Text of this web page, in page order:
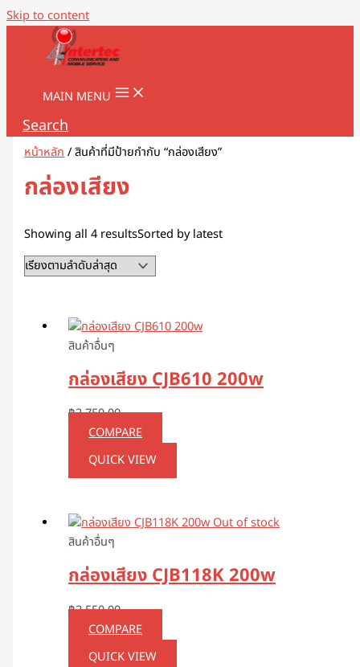
Skip to content
MAIN MENU
Search
หน้าหลัก/ สินค้าที่มีป้ายกำกับ “กล่องเสียง”
กล่องเสียง
Showing all 4 resultsSorted by latest
สินค้าอื่นๆ
กล่องเสียง CJB610 200w
฿2,750.00
COMPARE
QUICK VIEW
Out of stock
สินค้าอื่นๆ
กล่องเสียง CJB118K 200w
฿2,550.00
COMPARE
QUICK VIEW